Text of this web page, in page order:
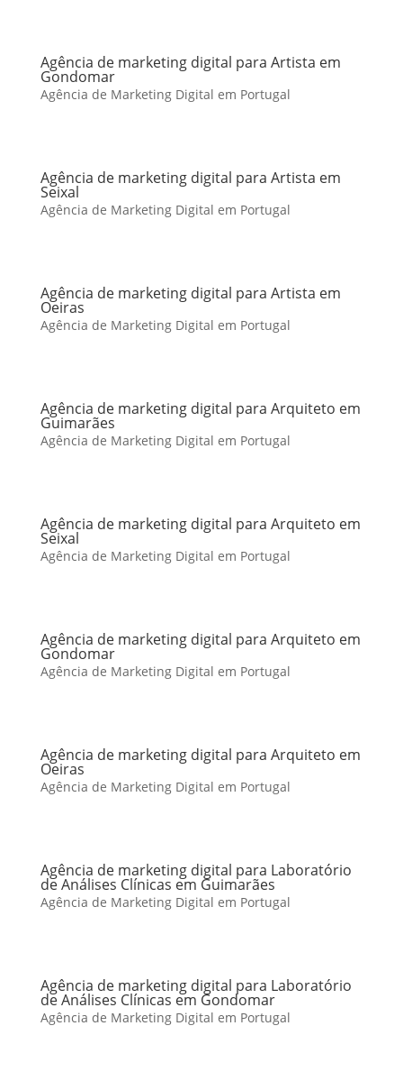
Agência de marketing digital para Artista em
Gondomar
Agência de Marketing Digital em Portugal
Agência de marketing digital para Artista em
Seixal
Agência de Marketing Digital em Portugal
Agência de marketing digital para Artista em
Oeiras
Agência de Marketing Digital em Portugal
Agência de marketing digital para Arquiteto em
Guimarães
Agência de Marketing Digital em Portugal
Agência de marketing digital para Arquiteto em
Seixal
Agência de Marketing Digital em Portugal
Agência de marketing digital para Arquiteto em
Gondomar
Agência de Marketing Digital em Portugal
Agência de marketing digital para Arquiteto em
Oeiras
Agência de Marketing Digital em Portugal
Agência de marketing digital para Laboratório
de Análises Clínicas em Guimarães
Agência de Marketing Digital em Portugal
Agência de marketing digital para Laboratório
de Análises Clínicas em Gondomar
Agência de Marketing Digital em Portugal